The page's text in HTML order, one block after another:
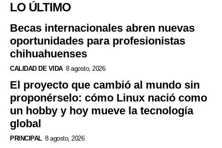
LO ÚLTIMO
Becas internacionales abren nuevas
oportunidades para profesionistas
chihuahuenses
CALIDAD DE VIDA 8 agosto, 2026
El proyecto que cambió al mundo sin
proponérselo: cómo Linux nació como
un hobby y hoy mueve la tecnología
global
PRINCIPAL 8 agosto, 2026